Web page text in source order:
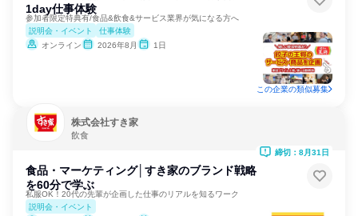
1day仕事体験
参加者限定特典有/食品&飲食&サービス業界が気になる方へ
説明会・イベント
仕事体験
オンライン
2026年8月 1日
この企業の類似募集
株式会社すき家
飲食
食品・マーケティング│すき家のブランド戦略
を60分で学ぶ
私服OK！20代の先輩が企画した仕事のリアルを知るワーク
説明会・イベント
締切：8月31日